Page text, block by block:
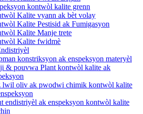
kontwòl kalite grenn
Kalite vyann ak bèt volay
Kalite Pestisid ak Fumigasyon
Kalite Manje trete
Kalite fwidmè
konstriksyon ak enspeksyon materyèl
& pouvwa Plant kontwòl kalite ak
lwil oliv ak pwodwi chimik kontwòl kalite
endistriyèl ak enspeksyon kontwòl kalite